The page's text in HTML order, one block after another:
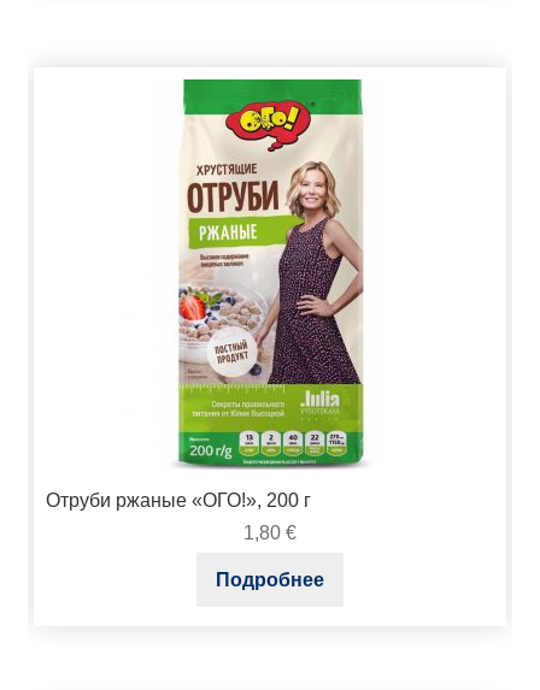
Отруби ржаные «ОГО!», 200 г
1,80 €
Подробнее